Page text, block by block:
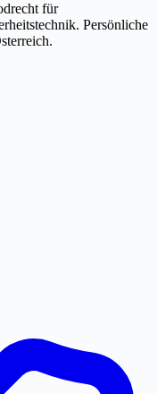
für
Persönliche